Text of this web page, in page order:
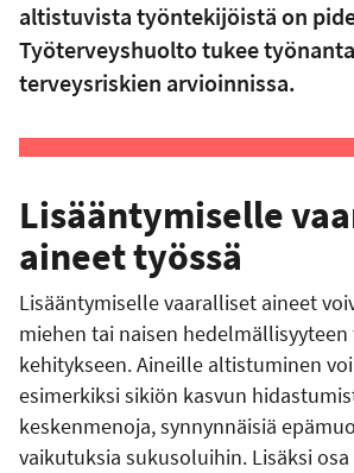
altistuvista työntekijöistä on
Työterveyshuolto tukee
terveysriskien arvioinnissa.
Lisääntymiselle
aineet työssä
Lisääntymiselle vaaralliset aineet
miehen tai naisen hedelmällisyyteen
kehitykseen. Aineille altistuminen
esimerkiksi sikiön kasvun
keskenmenoja, synnynnäisiä
vaikutuksia sukusoluihin. Lisäksi